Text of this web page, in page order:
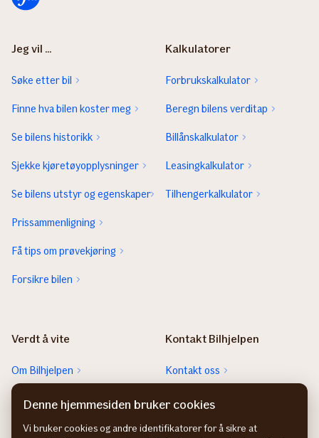
Jeg vil ...
Søke etter bil
Finne hva bilen koster meg
Se bilens historikk
Sjekke kjøretøyopplysninger
Se bilens utstyr og egenskaper
Prissammenligning
Få tips om prøvekjøring
Forsikre bilen
Kalkulatorer
Forbrukskalkulator
Beregn bilens verditap
Billånskalkulator
Leasingkalkulator
Tilhengerkalkulator
Verdt å vite
Om Bilhjelpen
Sjekk neste EU-kontroll
Sjekk heftelser
Kontakt Bilhjelpen
Kontakt oss
Rett feil fra FINN-annonsen
Denne hjemmesiden bruker cookies
Vi bruker cookies og andre identifikatorer for å sikre at